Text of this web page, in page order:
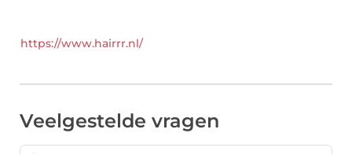
https://www.hairrr.nl/
Veelgestelde vragen